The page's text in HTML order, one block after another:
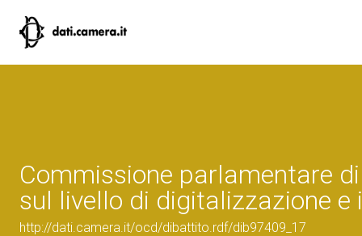
Commissione parlamentare
sul livello di digitalizzazione e
http://dati.camera.it/ocd/dibattito.rdf/dib97409_17